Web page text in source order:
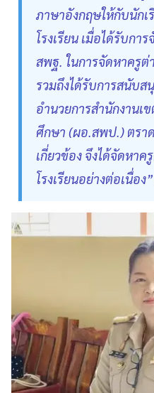
ภาษาอังกฤษให้กับนักเ
โรงเรียน เมื่อได้รับก
สพฐ. ในการจัดหาครูต่
รวมถึงได้รับการสนับ
อำนวยการสำนักงาน
ศึกษา (ผอ.สพป.) ตรา
เกี่ยวข้อง จึงได้จัดหา
โรงเรียนอย่างต่อเนื่อ